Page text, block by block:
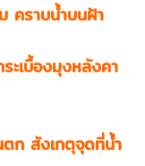
คราบน้ำบนฝ้า
ะเบื้องมุงหลังคา
ก สังเกตุจุดที่น้ำ